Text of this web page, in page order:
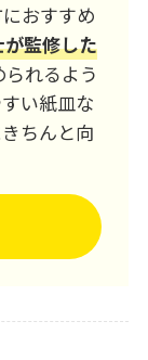
おすすめ
が監修した
れるよう
い紙皿な
ちんと向